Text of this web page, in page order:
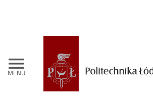
menu
MENU